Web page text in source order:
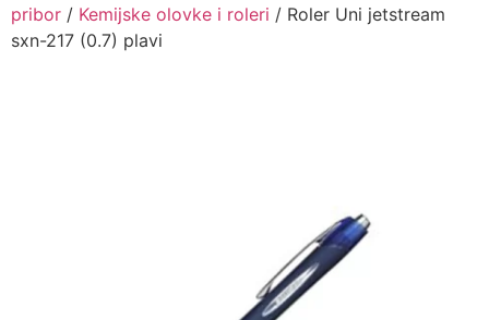
pribor / Kemijske olovke i roleri / Roler Uni jetstream
sxn-217 (0.7) plavi